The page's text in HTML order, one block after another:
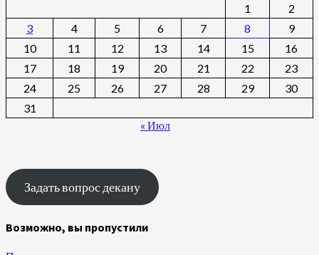
1
2
3
4 5 6 7 8
9
10
11 12 13 14 15
16
17
18 19 20 21 22
23
24
25 26 27 28 29
30
31
« Июл
Задать вопрос декану
Возможно, вы пропустили